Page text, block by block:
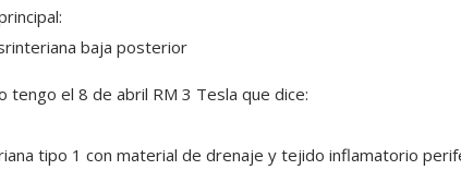
baja posterior
tengo el 8 de abril RM 3 Tesla que dice:
tipo 1 con material de drenaje y tejido inflamatorio